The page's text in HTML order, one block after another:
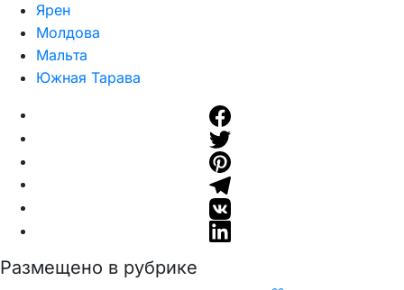
Ярен
Молдова
Мальта
Южная Тарава
Размещено в рубрике